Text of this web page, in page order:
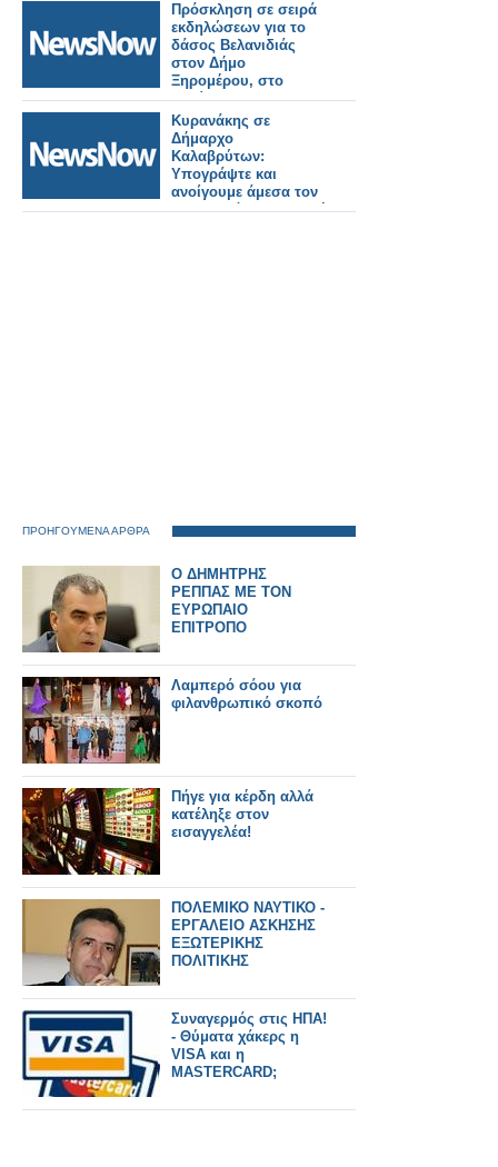
Πρόσκληση σε σειρά
εκδηλώσεων για το
δάσος Βελανιδιάς
στον Δήμο
Ξηρομέρου, στο
πλαίσιο του
Eυρωπαϊκού
Συμφώνου για το
Κλίμα.
Κυρανάκης σε
Δήμαρχο
Καλαβρύτων:
Υπογράψτε και
ανοίγουμε άμεσα τον
Οδοντωτό – Επιστολή
ΠΡΟΗΓΟΥΜΕΝΑ ΑΡΘΡΑ
O ΔΗΜΗΤΡΗΣ
ΡΕΠΠΑΣ ΜΕ ΤΟΝ
ΕΥΡΩΠΑΙΟ
ΕΠΙΤΡΟΠΟ
Λαμπερό σόου για
φιλανθρωπικό σκοπό
Πήγε για κέρδη αλλά
κατέληξε στον
εισαγγελέα!
ΠΟΛΕΜΙΚΟ ΝΑΥΤΙΚΟ -
ΕΡΓΑΛΕΙΟ ΑΣΚΗΣΗΣ
ΕΞΩΤΕΡΙΚΗΣ
ΠΟΛΙΤΙΚΗΣ
Συναγερμός στις ΗΠΑ!
- Θύματα χάκερς η
VISA και η
MASTERCARD;